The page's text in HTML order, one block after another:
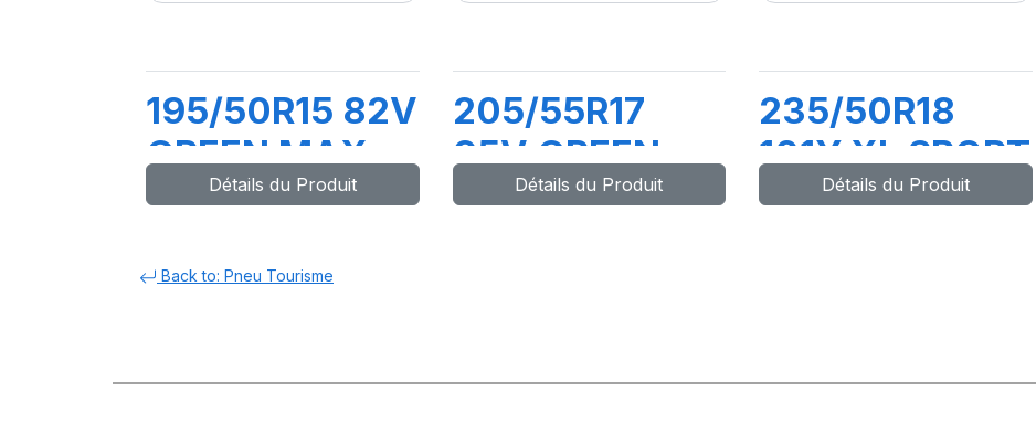
195/50R15 82V
GREEN MAX
HP010Détails du Produit
205/55R17
95V GREEN
MAX HP010
Détails du Produit
235/50R18
101Y XL SPORT
MASTER
Détails du Produit
Back to: Pneu Tourisme